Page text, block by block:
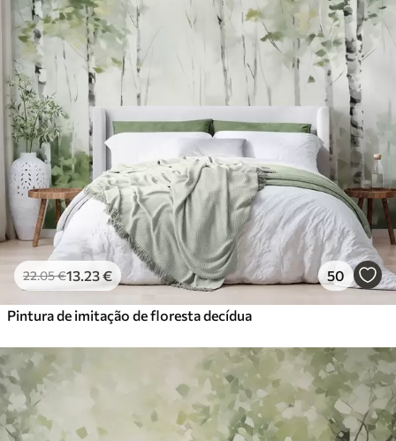
22.05€13 .23€ 50
Pintura de imitação de floresta decídua